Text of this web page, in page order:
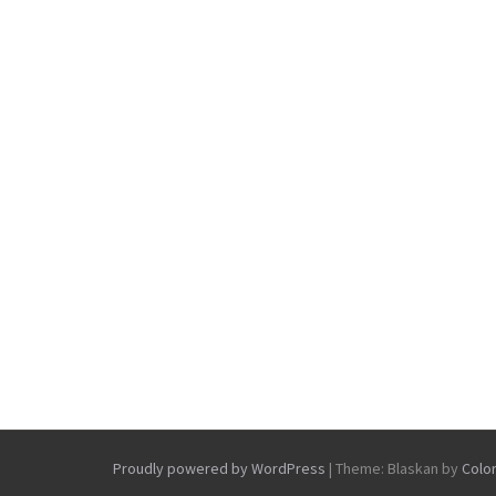
Proudly powered by WordPress | Theme: Blaskan by